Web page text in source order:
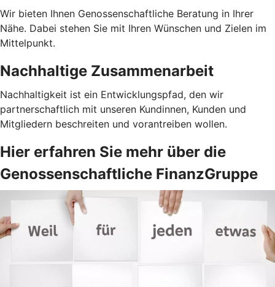
Wir bieten Ihnen Genossenschaftliche Beratung in Ihrer
Nähe. Dabei stehen Sie mit Ihren Wünschen und Zielen im
Mittelpunkt.
Nachhaltige Zusammenarbeit
Nachhaltigkeit ist ein Entwicklungspfad, den wir
partnerschaftlich mit unseren Kundinnen, Kunden und
Mitgliedern beschreiten und vorantreiben wollen.
Hier erfahren Sie mehr über die
Genossenschaftliche FinanzGruppe